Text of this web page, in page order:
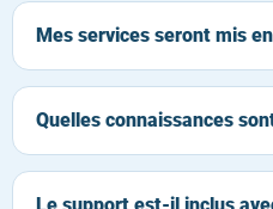
Mes services seront mis
Quelles connaissances
Le support est-il inclus